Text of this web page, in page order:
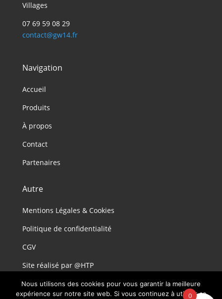
Villages
07 69 59 08 29
contact@gw14.fr
Navigation
Accueil
Produits
À propos
Contact
Partenaires
Autre
Mentions Légales & Cookies
Politique de confidentialité
CGV
Site réalisé par @HTP
0
Nous utilisons des cookies pour vous garantir la meilleure
expérience sur notre site web. Si vous continuez à utiliser ce